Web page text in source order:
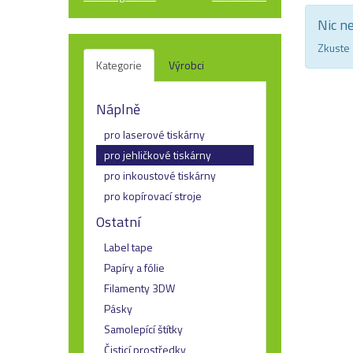
Kategorie Výrobci
Náplně
pro laserové tiskárny
pro jehličkové tiskárny
pro inkoustové tiskárny
pro kopírovací stroje
Ostatní
Label tape
Papíry a fólie
Filamenty 3DW
Pásky
Samolepící štítky
Čisticí prostředky
Nic